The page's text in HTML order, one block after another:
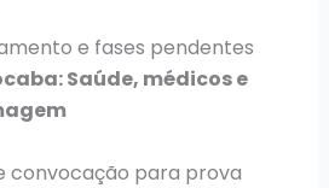
e fases pendentes
Saúde, médicos e
convocação para prova